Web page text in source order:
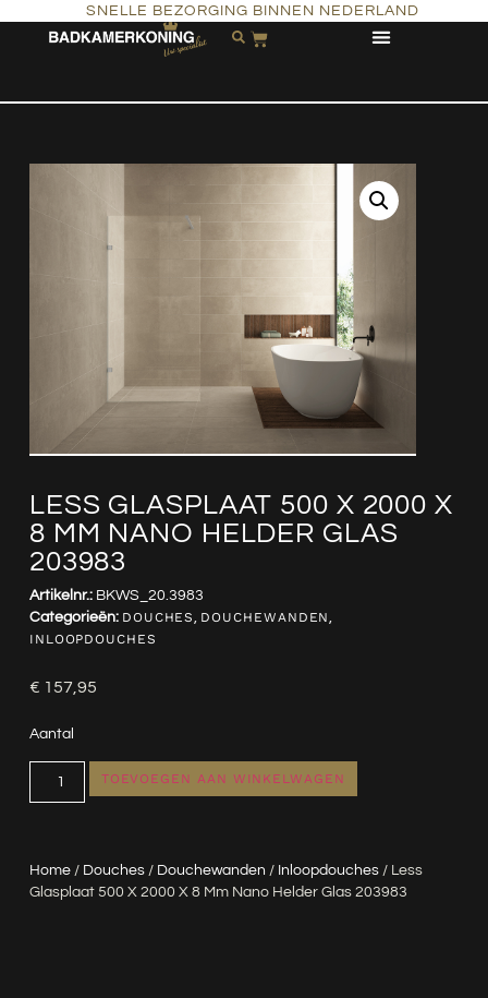
SNELLE BEZORGING BINNEN NEDERLAND
LESS GLASPLAAT 500 X 2000 X
8 MM NANO HELDER GLAS
203983
Home/ Douches/ Douchewanden / Inloopdouches/ Less
Glasplaat 500 X 2000 X 8 Mm Nano Helder Glas 203983
Artikelnr.: BKWS_20.3983
Categorieën: DOUCHES, DOUCHEWANDEN,
INLOOPDOUCHES
€ 157,95
Aantal
TOEVOEGEN AAN WINKELWAGEN